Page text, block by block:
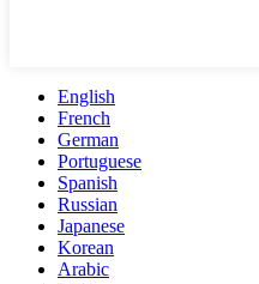
English
French
German
Portuguese
Spanish
Russian
Japanese
Korean
Arabic